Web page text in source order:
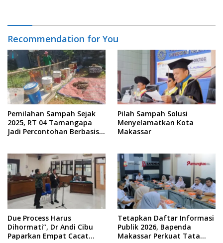
Recommendation for You
Pemilahan Sampah Sejak
2025, RT 04 Tamangapa
Jadi Percontohan Berbasis
Pilah Sampah Solusi
Menyelamatkan Kota
Makassar
Due Process Harus
Dihormati”, Dr Andi Cibu
Paparkan Empat Cacat
Tetapkan Daftar Informasi
Publik 2026, Bapenda
Makassar Perkuat Tata